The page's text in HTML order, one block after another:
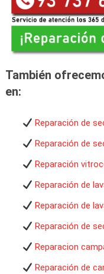
También
en:
Reparación de
Reparación de
Reparación
Reparación de
Reparación de
Reparación de
Reparacion
Reparación de